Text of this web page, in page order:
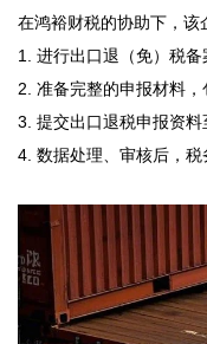
在鸿裕财税的协助下，该
1. 进行出口退（免）税备
2. 准备完整的申报材料，
3. 提交出口退税申报资
4. 数据处理、审核后，税